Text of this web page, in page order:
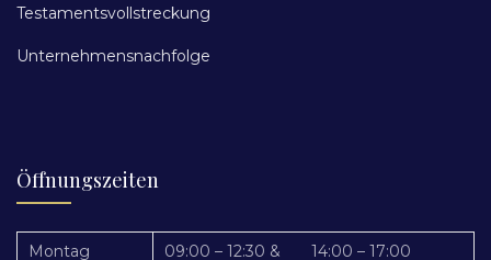
Testamentsvollstreckung
Unternehmensnachfolge
Öffnungszeiten
Montag
09:00 – 12:30 & 14:00 – 17:00